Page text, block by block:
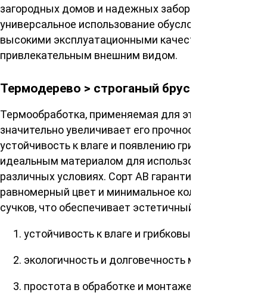
загородных домов и надежных заборов. Такое
универсальное использование обусловлено его
высокими эксплуатационными качествами и
привлекательным внешним видом.
Термодерево > строганый брусок термо
Термообработка, применяемая для этого бруска,
значительно увеличивает его прочность,
устойчивость к влаге и появлению грибка, делая его
идеальным материалом для использования в
различных условиях. Сорт АВ гарантирует
равномерный цвет и минимальное количество
сучков, что обеспечивает эстетичный вид изделий.
устойчивость к влаге и грибковым поражениям
экологичность и долговечность материала
простота в обработке и монтаже